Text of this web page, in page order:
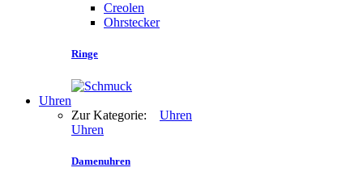
Creolen
Ohrstecker
Ringe
Uhren
Zur Kategorie: Uhren
Uhren
Damenuhren